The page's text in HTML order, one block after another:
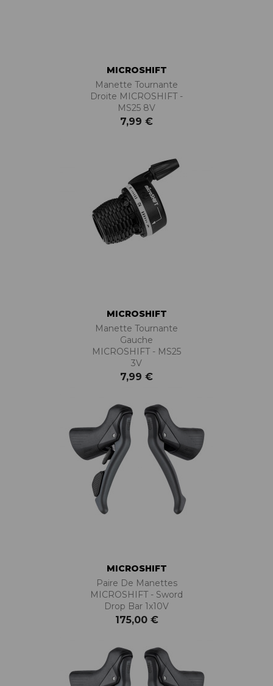
MICROSHIFT
Manette Tournante
Droite MICROSHIFT -
MS25 8V
7,99 €
MICROSHIFT
Manette Tournante
Gauche
MICROSHIFT - MS25
3V
7,99 €
MICROSHIFT
Paire De Manettes
MICROSHIFT - Sword
Drop Bar 1x10V
175,00 €